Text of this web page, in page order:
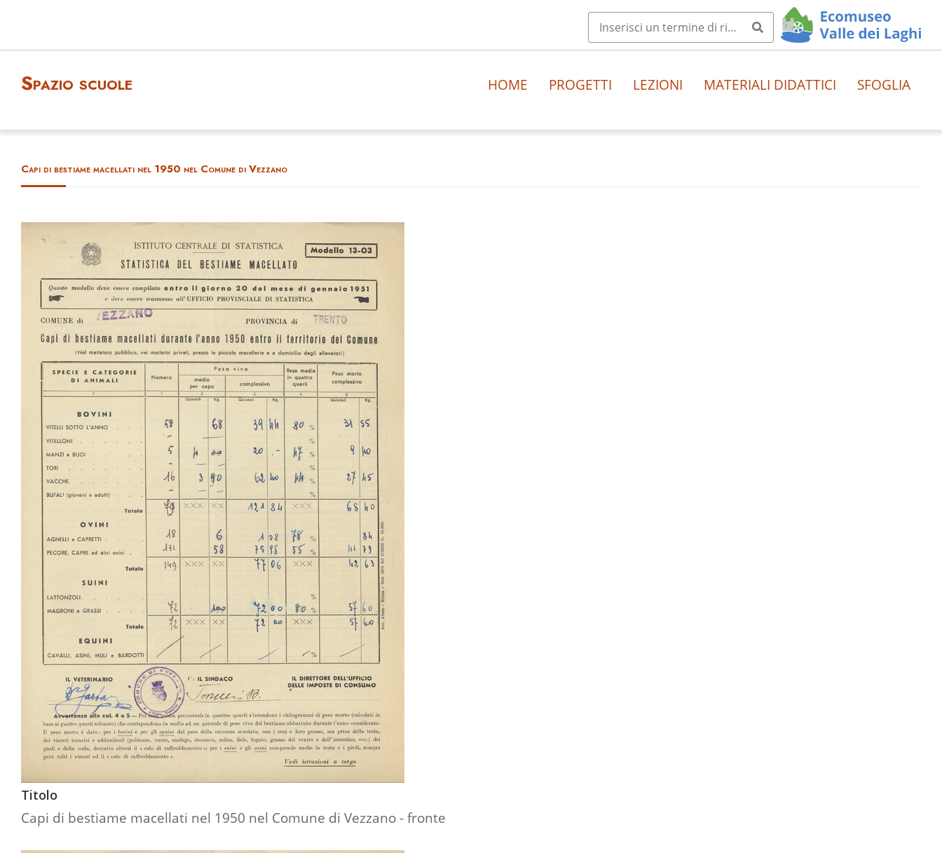
Spazio scuole HOME PROGETTI LEZIONI MATERIALI DIDATTICI SFOGLIA
Capi di bestiame macellati nel 1950 nel Comune di Vezzano
Titolo
Capi di bestiame macellati nel 1950 nel Comune di Vezzano - fronte